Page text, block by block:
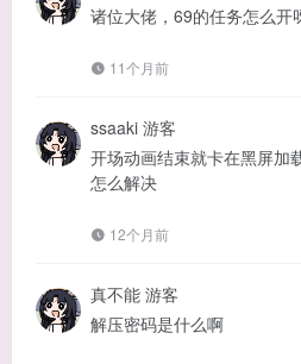
诸位大佬，69的任务怎么开
11个月前
ssaaki 游客
开场动画结束就卡在黑屏加
怎么解决
12个月前
真不能 游客
解压密码是什么啊